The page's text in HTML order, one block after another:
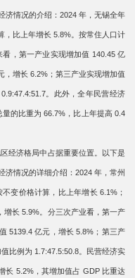
济情况的介绍：2024 年，无锡全年
，比上年增长 5.8%。按常住人口计
，第一产业实现增加值 140.45 亿
，增长 6.2%；第三产业实现增加值
。此外，全年民营经济
的比重为 66.7%，比上年提高 0.4
经济格局中占据重要位置。以下是
济情况的详细介绍：2024 年，常州
变价格计算，比上年增长 6.1%；
增长 5.9%。分三次产业看，第一产
5139.4 亿元，增长 5.8%；第三产
比例为 1.7:47.5:50.8。民营经济实
长 5.2%，其增加值占 GDP 比重达